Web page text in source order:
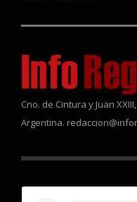
Cno. de Cintura y Juan
Argentina.